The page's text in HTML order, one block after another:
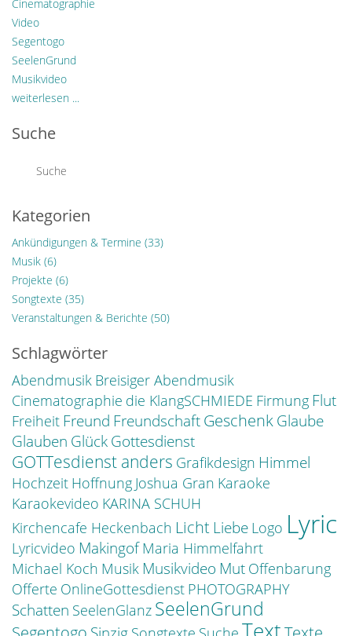
Cinematographie
Video
Segentogo
SeelenGrund
Musikvideo
weiterlesen ...
Suche
Kategorien
Ankündigungen & Termine (33)
Musik (6)
Projekte (6)
Songtexte (35)
Veranstaltungen & Berichte (50)
Schlagwörter
Abendmusik Breisiger Abendmusik
Cinematographie die KlangSCHMIEDE Firmung Flut
Freiheit Freund Freundschaft Geschenk Glaube
Glauben Glück Gottesdienst
GOTTesdienst anders Grafikdesign Himmel
Hochzeit Hoffnung Joshua Gran Karaoke
Karaokevideo KARINA SCHUH
Kirchencafe Heckenbach Licht Liebe Logo Lyric
Lyricvideo Makingof Maria Himmelfahrt
Michael Koch Musik Musikvideo Mut Offenbarung
Offerte OnlineGottesdienst PHOTOGRAPHY
Schatten SeelenGlanz SeelenGrund